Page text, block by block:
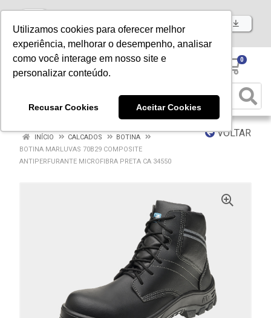
Utilizamos cookies para oferecer melhor
experiência, melhorar o desempenho, analisar
como você interage em nosso site e
personalizar conteúdo.
Recusar Cookies Aceitar Cookies
Baixe já nosso APP
0
VOLTAR
INÍCIO CALCADOS
BOTINA
BOTINA MARLUVAS 70B29 COMPOSITE
ANTIPERFURANTE MICROFIBRA PRETA CA 34550